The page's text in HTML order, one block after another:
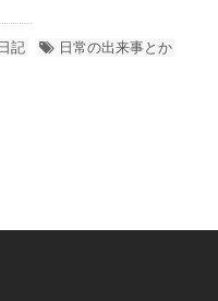
日記 日常の出来事とか